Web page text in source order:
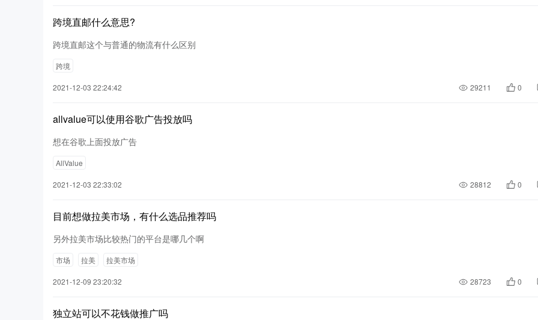
跨境直邮什么意思?
跨境直邮这个与普通的物流有什么区别
跨境
2021-12-03 22:24:42 29211 0
allvalue可以使用谷歌广告投放吗
想在谷歌上面投放广告
AllValue
2021-12-03 22:33:02 28812 0
目前想做拉美市场，有什么选品推荐吗
另外拉美市场比较热门的平台是哪几个啊
市场 拉美 拉美市场
2021-12-09 23:20:32 28723 0
独立站可以不花钱做推广吗